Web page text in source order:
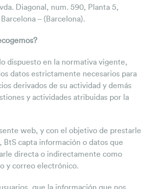
Diagonal, num. 590, Planta 5,
– (Barcelona).
dispuesto en la normativa vigente,
datos estrictamente necesarios para
derivados de su actividad y demás
y actividades atribuidas por la
web, y con el objetivo de prestarle
BtS capta información o datos que
directa o indirectamente como
y correo electrónico.